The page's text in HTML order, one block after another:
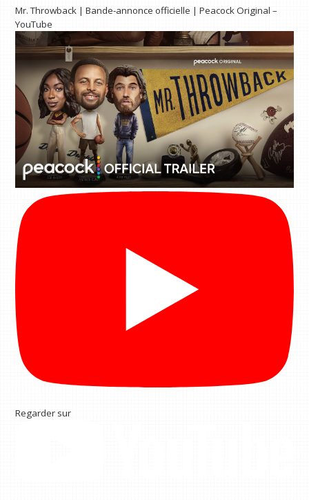
Mr. Throwback | Bande-annonce officielle | Peacock Original –
YouTube
Regarder sur